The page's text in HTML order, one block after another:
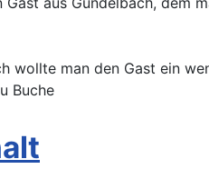
man den Gast ein
Buche